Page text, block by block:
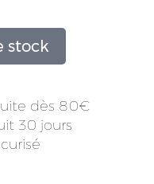
stock
dès 80
30 jours